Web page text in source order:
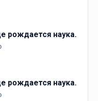
рождается наука.
рождается наука.